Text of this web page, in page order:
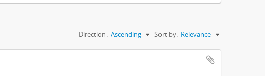
Sort by: Relevance
Direction: Ascending